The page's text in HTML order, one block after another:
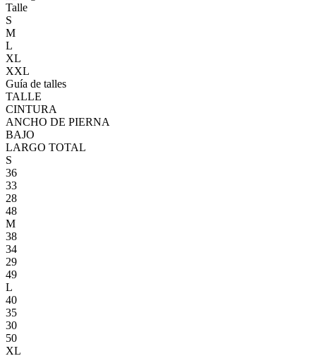
Talle
S
M
L
XL
XXL
Guía de talles
TALLE
CINTURA
ANCHO DE PIERNA
BAJO
LARGO TOTAL
S
36
33
28
48
M
38
34
29
49
L
40
35
30
50
XL